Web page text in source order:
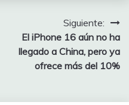
Siguiente:
El iPhone 16 aún no ha
llegado a China, pero ya
ofrece más del 10%